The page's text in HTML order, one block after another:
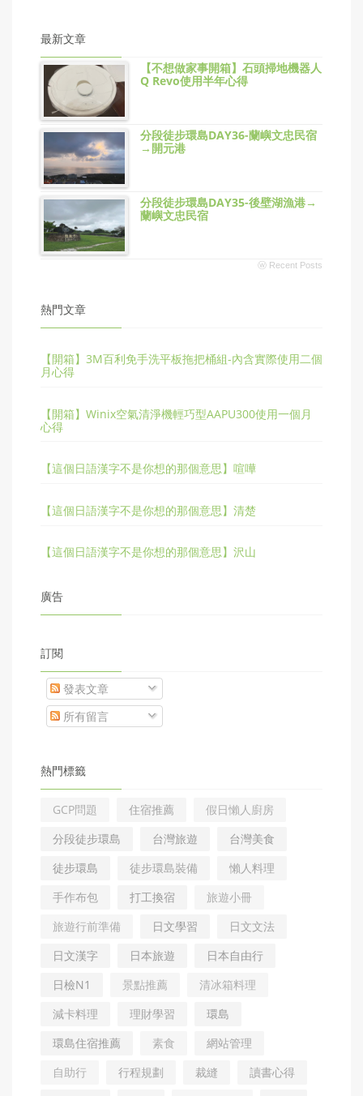
最新文章
【不想做家事開箱】石頭掃地機器人
Q Revo使用半年心得
分段徒步環島DAY36-蘭嶼文忠民宿
→開元港
分段徒步環島DAY35-後壁湖漁港→
蘭嶼文忠民宿
ⓦ Recent Posts
熱門文章
【開箱】3M百利免手洗平板拖把桶組-內含實際使用二個
月心得
【開箱】Winix空氣清淨機輕巧型AAPU300使用一個月
心得
【這個日語漢字不是你想的那個意思】喧嘩
【這個日語漢字不是你想的那個意思】清楚
【這個日語漢字不是你想的那個意思】沢山
廣告
訂閱
發表文章
所有留言
熱門標籤
GCP問題 住宿推薦
假日懶人廚房
分段徒步環島
台灣旅遊
台灣美食
徒步環島
徒步環島裝備
懶人料理
手作布包
打工換宿
旅遊小冊
旅遊行前準備
日文學習
日文文法
日文漢字
日本旅遊
日本自由行
日檢N1
景點推薦
清冰箱料理
減卡料理
理財學習
環島
環島住宿推薦
素食
網站管理
自助行
行程規劃 裁縫
讀書心得